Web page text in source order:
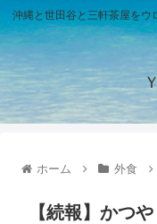
沖縄と世田谷と三軒茶屋をウ
ホーム 外食
【続報】かつ